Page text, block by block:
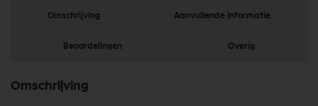
Omschrijving Aanvullende informatie
Beoordelingen Overig
Omschrijving